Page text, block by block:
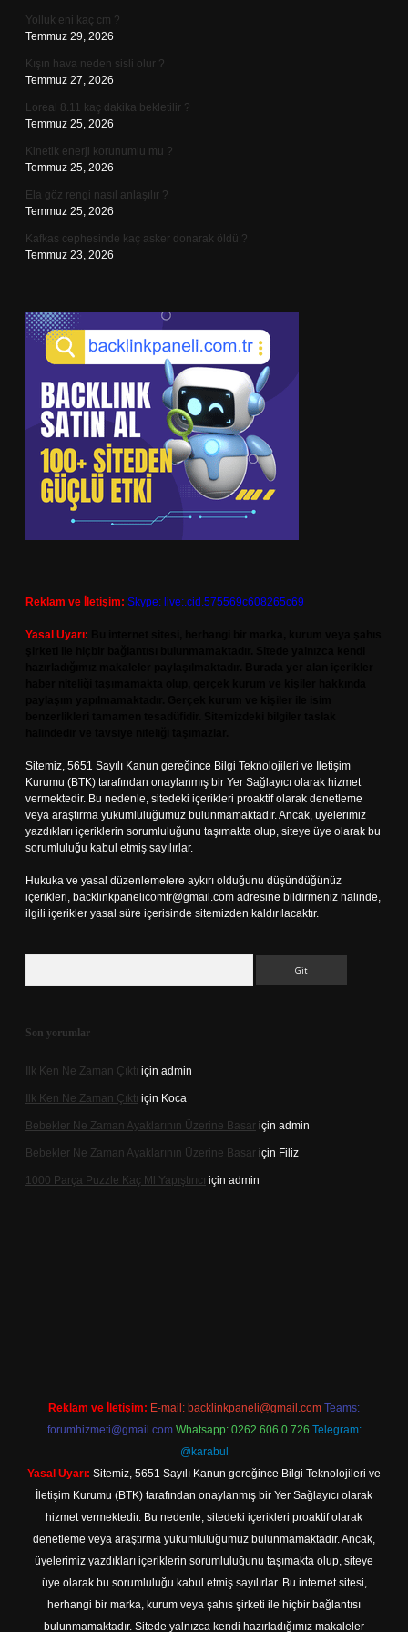
Yolluk eni kaç cm ?
Temmuz 29, 2026
Kışın hava neden sisli olur ?
Temmuz 27, 2026
Loreal 8.11 kaç dakika bekletilir ?
Temmuz 25, 2026
Kinetik enerji korunumlu mu ?
Temmuz 25, 2026
Ela göz rengi nasıl anlaşılır ?
Temmuz 25, 2026
Kafkas cephesinde kaç asker donarak öldü ?
Temmuz 23, 2026
Reklam ve İletişim: Skype: live:.cid.575569c608265c69
Yasal Uyarı:
Sitemiz, 5651 Sayılı Kanun gereğince Bilgi Teknolojileri ve İletişim
Kurumu (BTK) tarafından onaylanmış bir Yer Sağlayıcı olarak hizmet
vermektedir. Bu nedenle, sitedeki içerikleri proaktif olarak denetleme
veya araştırma yükümlülüğümüz bulunmamaktadır. Ancak, üyelerimiz
yazdıkları içeriklerin sorumluluğunu taşımakta olup, siteye üye olarak bu
sorumluluğu kabul etmiş sayılırlar.
Hukuka ve yasal düzenlemelere aykırı olduğunu düşündüğünüz
içerikleri, backlinkpanelicomtr@gmail.com adresine bildirmeniz halinde,
ilgili içerikler yasal süre içerisinde sitemizden kaldırılacaktır.
Son yorumlar
Ilk Ken Ne Zaman Çıktı için admin
Ilk Ken Ne Zaman Çıktı için Koca
Bebekler Ne Zaman Ayaklarının Üzerine Basar için admin
Bebekler Ne Zaman Ayaklarının Üzerine Basar için Filiz
1000 Parça Puzzle Kaç Ml Yapıştırıcı için admin
Reklam ve İletişim: E-mail: backlinkpaneli@gmail.com Teams:
forumhizmeti@gmail.com Whatsapp: 0262 606 0 726 Telegram:
@karabul
Yasal Uyarı: Sitemiz, 5651 Sayılı Kanun gereğince Bilgi Teknolojileri ve
İletişim Kurumu (BTK) tarafından onaylanmış bir Yer Sağlayıcı olarak
hizmet vermektedir. Bu nedenle, sitedeki içerikleri proaktif olarak
denetleme veya araştırma yükümlülüğümüz bulunmamaktadır. Ancak,
üyelerimiz yazdıkları içeriklerin sorumluluğunu taşımakta olup, siteye
üye olarak bu sorumluluğu kabul etmiş sayılırlar. Bu internet sitesi,
herhangi bir marka, kurum veya şahıs şirketi ile hiçbir bağlantısı
bulunmamaktadır. Sitede yalnızca kendi hazırladığımız makaleler